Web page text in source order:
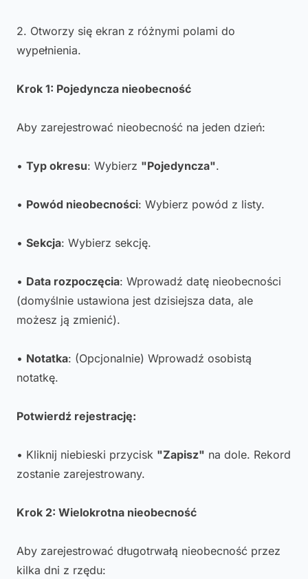
2. Otworzy się ekran z różnymi polami do
wypełnienia.
Krok 1: Pojedyncza nieobecność
Aby zarejestrować nieobecność na jeden dzień:
• Typ okresu: Wybierz "Pojedyncza".
• Powód nieobecności: Wybierz powód z listy.
• Sekcja: Wybierz sekcję.
• Data rozpoczęcia: Wprowadź datę nieobecności
(domyślnie ustawiona jest dzisiejsza data, ale
możesz ją zmienić).
• Notatka: (Opcjonalnie) Wprowadź osobistą
notatkę.
Potwierdź rejestrację:
• Kliknij niebieski przycisk "Zapisz" na dole. Rekord
zostanie zarejestrowany.
Krok 2: Wielokrotna nieobecność
Aby zarejestrować długotrwałą nieobecność przez
kilka dni z rzędu: